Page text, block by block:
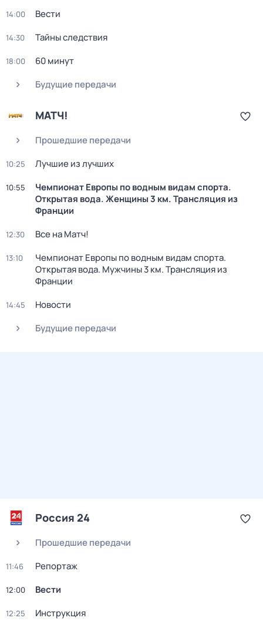
14:00 Вести
14:30 Тайны следствия
18:00
60 минут
Будущие передачи
МАТЧ!
Прошедшие передачи
10:25 Лучшие из лучших
10:55
Чемпионат Европы по водным видам спорта.
Открытая вода. Женщины 3 км. Трансляция из
Франции
12:30 Все на Матч!
13:10
Чемпионат Европы по водным видам спорта.
Открытая вода. Мужчины 3 км. Трансляция из
Франции
14:45
Новости
Будущие передачи
Россия 24
Прошедшие передачи
11:46 Репортаж
12:00 Вести
12:25 Инструкция